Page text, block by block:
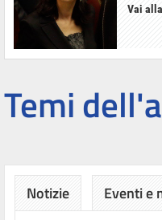
Vai
Temi
Notizie Eventi e